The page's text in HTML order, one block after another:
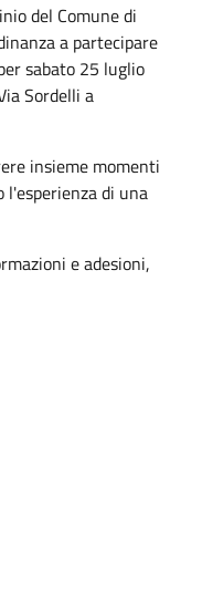
del Comune di
a partecipare
sabato 25 luglio
Sordelli a
insieme momenti
l'esperienza di una
e adesioni,